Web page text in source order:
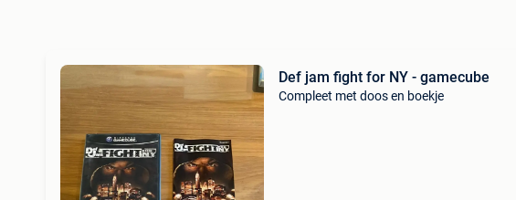
Def jam fight for NY - gamecube
Compleet met doos en boekje